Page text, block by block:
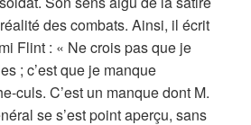
des combats. Ainsi, il écrit
Flint : « Ne crois pas que je
; c’est que je manque
culs. C’est un manque dont M.
se s’est point aperçu, sans